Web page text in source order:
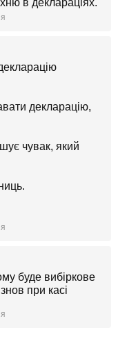
в деклараціях.
декларацію,
чувак, який
буде вибіркове
при касі